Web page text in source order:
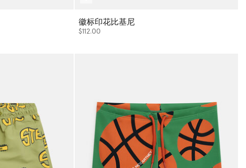
徽标印花比基尼
$112.00